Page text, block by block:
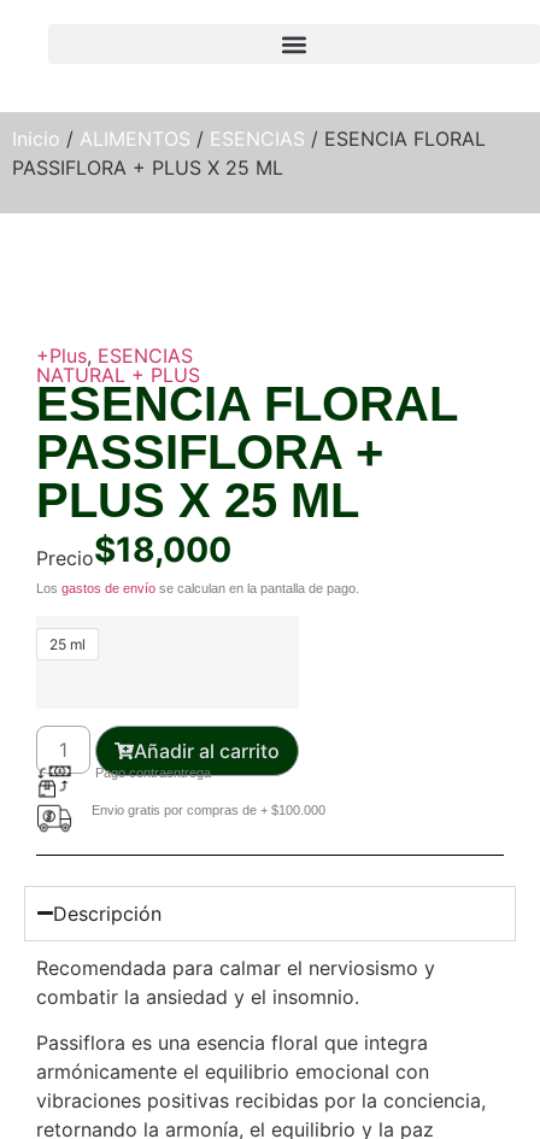
Inicio / ALIMENTOS / ESENCIAS / ESENCIA FLORAL
PASSIFLORA + PLUS X 25 ML
+Plus, ESENCIAS
NATURAL + PLUS
ESENCIA FLORAL
PASSIFLORA +
PLUS X 25 ML
Precio$18,000
Los gastos de envío se calculan en la pantalla de pago.
25 ml
Añadir al carrito
Pago contraentrega
Envio gratis por compras de + $100.000
Descripción
Recomendada para calmar el nerviosismo y
combatir la ansiedad y el insomnio.
Passiflora es una esencia floral que integra
armónicamente el equilibrio emocional con
vibraciones positivas recibidas por la conciencia,
retornando la armonía, el equilibrio y la paz